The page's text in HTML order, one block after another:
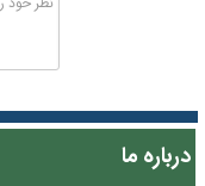
درباره ما